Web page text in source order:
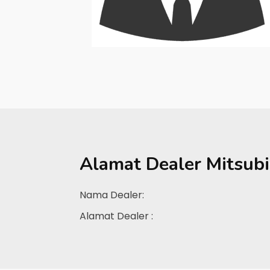
Alamat Dealer
Nama Dealer:
Alamat Dealer :